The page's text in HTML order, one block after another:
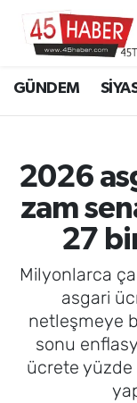
GÜNDEM
2026
zam
27
Milyonlarca
asgari
netleşmeye
sonu
ücrete yüzde
SİYASET
EKONOMİ
3.SAYFA
EĞİTİM
SAĞLIK
Manisa
Manisa
Manisa
Süper Lig
Tüm
Son
Haber